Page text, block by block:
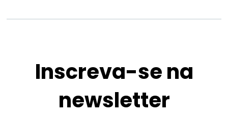
Inscreva-se na
newsletter